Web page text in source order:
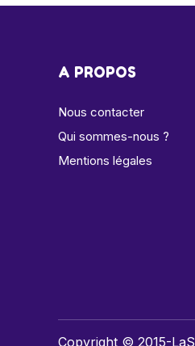
A PROPOS
Nous contacter
Qui sommes-nous ?
Mentions légales
Copyright © 2015-